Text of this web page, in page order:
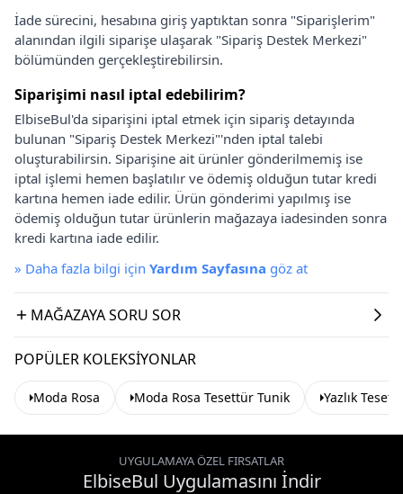
İade sürecini, hesabına giriş yaptıktan sonra "Siparişlerim"
alanından ilgili siparişe ulaşarak "Sipariş Destek Merkezi"
bölümünden gerçekleştirebilirsin.
Siparişimi nasıl iptal edebilirim?
ElbiseBul'da siparişini iptal etmek için sipariş detayında
bulunan "Sipariş Destek Merkezi"'nden iptal talebi
oluşturabilirsin. Siparişine ait ürünler gönderilmemiş ise
iptal işlemi hemen başlatılır ve ödemiş olduğun tutar kredi
kartına hemen iade edilir. Ürün gönderimi yapılmış ise
ödemiş olduğun tutar ürünlerin mağazaya iadesinden sonra
kredi kartına iade edilir.
» Daha fazla bilgi için Yardım Sayfasına göz at
MAĞAZAYA SORU SOR
POPÜLER KOLEKSIYONLAR
Moda Rosa Moda Rosa Tesettür Tunik Yazlık
UYGULAMAYA ÖZEL FIRSATLAR
ElbiseBul Uygulamasını İndir